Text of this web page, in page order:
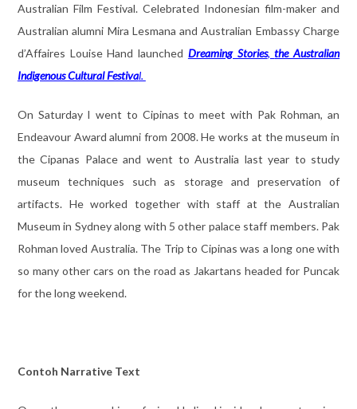
Australian Film Festival. Celebrated Indonesian film-maker and
Australian alumni Mira Lesmana and Australian Embassy Charge
d’Affaires Louise Hand launched Dreaming Stories,the Australian
Indigenous Cultural Festival.
On Saturday I went to Cipinas to meet with Pak Rohman, an
Endeavour Award alumni from 2008. He works at the museum in
the Cipanas Palace and went to Australia last year to study
museum techniques such as storage and preservation of
artifacts. He worked together with staff at the Australian
Museum in Sydney along with 5 other palace staff members. Pak
Rohman loved Australia. The Trip to Cipinas was a long one with
so many other cars on the road as Jakartans headed for Puncak
for the long weekend.
Contoh Narrative Text